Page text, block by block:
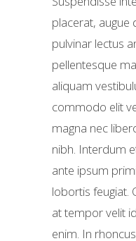
placerat, augue
pulvinar lectus
pellentesque
aliquam
commodo elit
magna nec
nibh. Interdum
ante ipsum
lobortis feugiat.
at tempor velit
enim. In